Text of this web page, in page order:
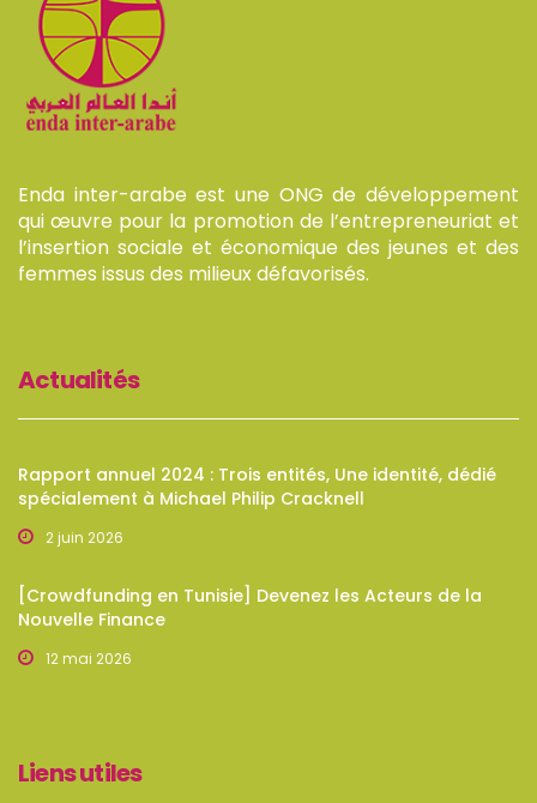
Enda inter-arabe est une ONG de développement
qui œuvre pour la promotion de l’entrepreneuriat et
l’insertion sociale et économique des jeunes et des
femmes issus des milieux défavorisés.
Actualités
Rapport annuel 2024 : Trois entités, Une identité, dédié
spécialement à Michael Philip Cracknell
2 juin 2026
[Crowdfunding en Tunisie] Devenez les Acteurs de la
Nouvelle Finance
12 mai 2026
Liens utiles